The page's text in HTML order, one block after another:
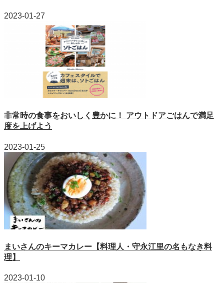
2023-01-27
非常時の食事をおいしく豊かに！ アウトドアごはんで満足
度を上げよう
2023-01-25
まいさんのキーマカレー【料理人・守永江里の名もなき料
理】
2023-01-10